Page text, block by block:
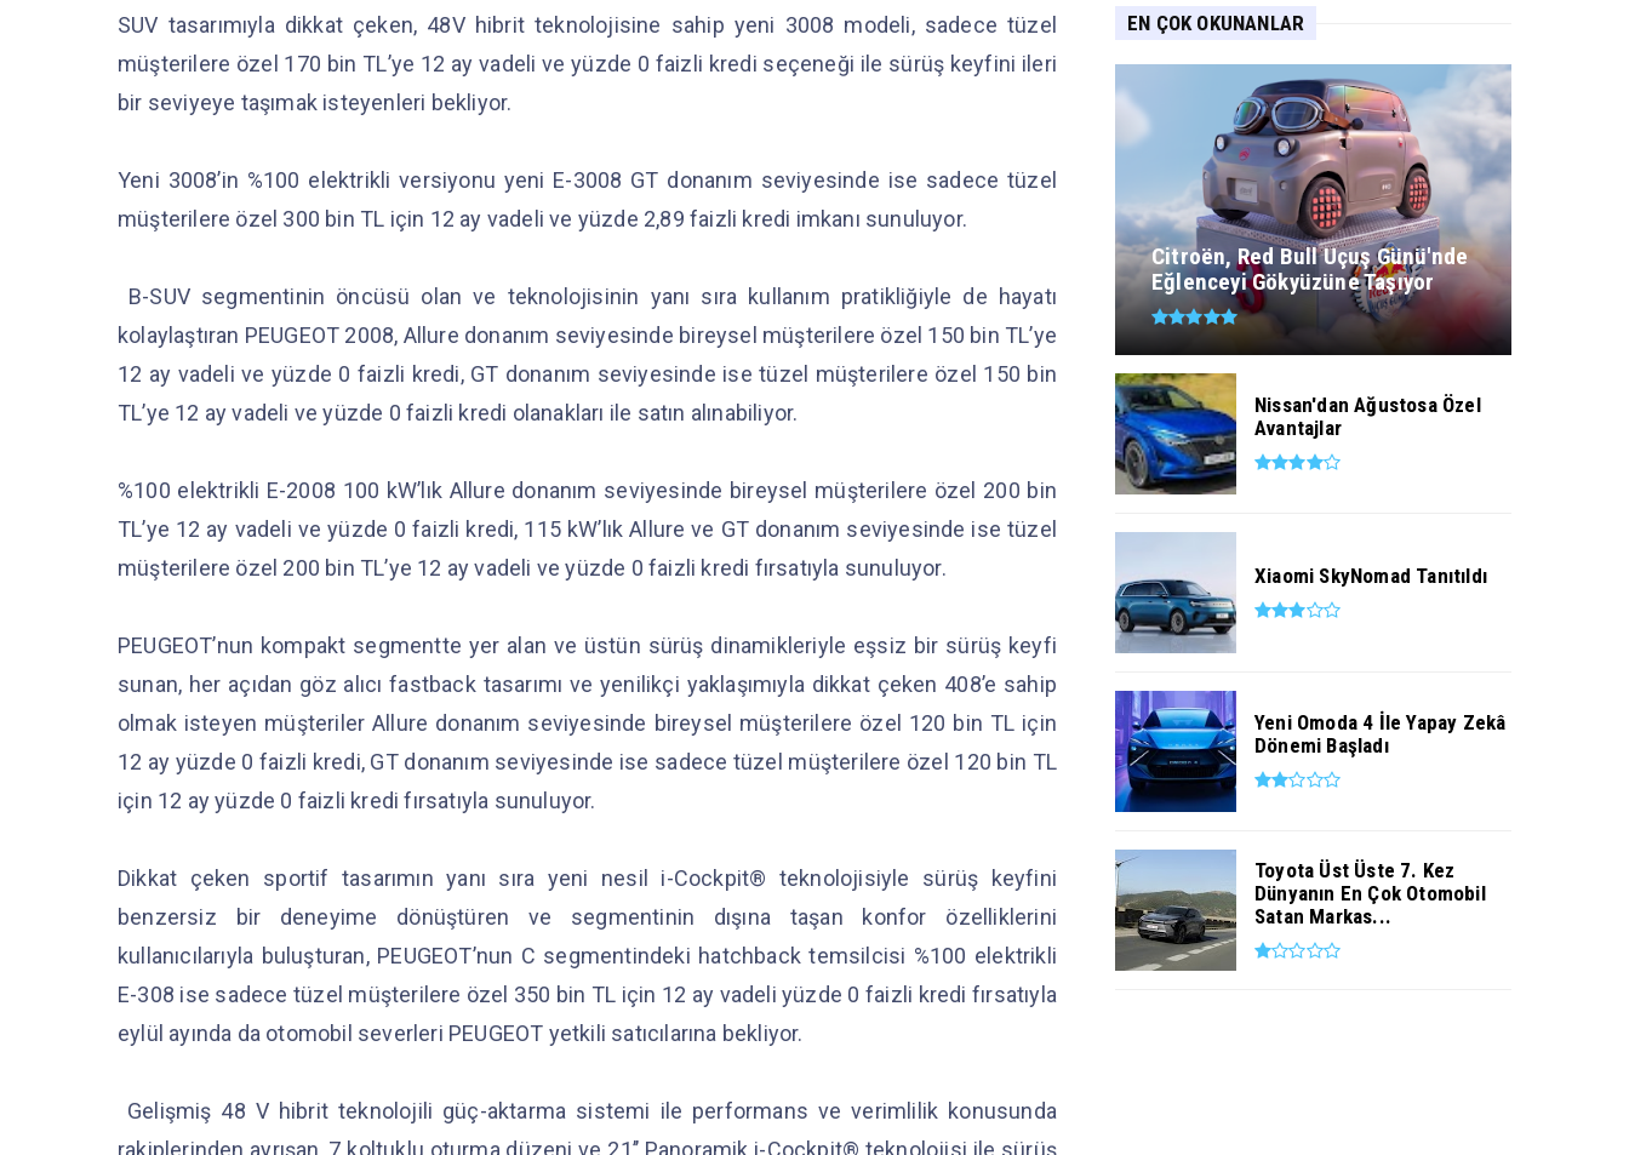
SUV tasarımıyla dikkat çeken, 48V hibrit teknolojisine sahip yeni 3008 modeli, sadece tüzel
müşterilere özel 170 bin TL’ye 12 ay vadeli ve yüzde 0 faizli kredi seçeneği ile sürüş keyfini ileri
bir seviyeye taşımak isteyenleri bekliyor.
Yeni 3008’in %100 elektrikli versiyonu yeni E-3008 GT donanım seviyesinde ise sadece tüzel
müşterilere özel 300 bin TL için 12 ay vadeli ve yüzde 2,89 faizli kredi imkanı sunuluyor.
B-SUV segmentinin öncüsü olan ve teknolojisinin yanı sıra kullanım pratikliğiyle de hayatı
kolaylaştıran PEUGEOT 2008, Allure donanım seviyesinde bireysel müşterilere özel 150 bin TL’ye
12 ay vadeli ve yüzde 0 faizli kredi, GT donanım seviyesinde ise tüzel müşterilere özel 150 bin
TL’ye 12 ay vadeli ve yüzde 0 faizli kredi olanakları ile satın alınabiliyor.
%100 elektrikli E-2008 100 kW’lık Allure donanım seviyesinde bireysel müşterilere özel 200 bin
TL’ye 12 ay vadeli ve yüzde 0 faizli kredi, 115 kW’lık Allure ve GT donanım seviyesinde ise tüzel
müşterilere özel 200 bin TL’ye 12 ay vadeli ve yüzde 0 faizli kredi fırsatıyla sunuluyor.
PEUGEOT’nun kompakt segmentte yer alan ve üstün sürüş dinamikleriyle eşsiz bir sürüş keyfi
sunan, her açıdan göz alıcı fastback tasarımı ve yenilikçi yaklaşımıyla dikkat çeken 408’e sahip
olmak isteyen müşteriler Allure donanım seviyesinde bireysel müşterilere özel 120 bin TL için
12 ay yüzde 0 faizli kredi, GT donanım seviyesinde ise sadece tüzel müşterilere özel 120 bin TL
için 12 ay yüzde 0 faizli kredi fırsatıyla sunuluyor.
Dikkat çeken sportif tasarımın yanı sıra yeni nesil i-Cockpit® teknolojisiyle sürüş keyfini
benzersiz bir deneyime dönüştüren ve segmentinin dışına taşan konfor özelliklerini
kullanıcılarıyla buluşturan, PEUGEOT’nun C segmentindeki hatchback temsilcisi %100 elektrikli
E-308 ise sadece tüzel müşterilere özel 350 bin TL için 12 ay vadeli yüzde 0 faizli kredi fırsatıyla
eylül ayında da otomobil severleri PEUGEOT yetkili satıcılarına bekliyor.
Gelişmiş 48 V hibrit teknolojili güç-aktarma sistemi ile performans ve verimlilik konusunda
rakiplerinden ayrışan, 7 koltuklu oturma düzeni ve 21’’ Panoramik i-Cockpit® teknolojisi ile sürüş
EN ÇOK OKUNANLAR
Citroën, Red Bull Uçuş Günü'nde
Eğlenceyi Gökyüzüne Taşıyor
Nissan'dan Ağustosa Özel
Avantajlar
Xiaomi SkyNomad Tanıtıldı
Yeni Omoda 4 İle Yapay Zekâ
Dönemi Başladı
Toyota Üst Üste 7. Kez
Dünyanın En Çok Otomobil
Satan Markas...